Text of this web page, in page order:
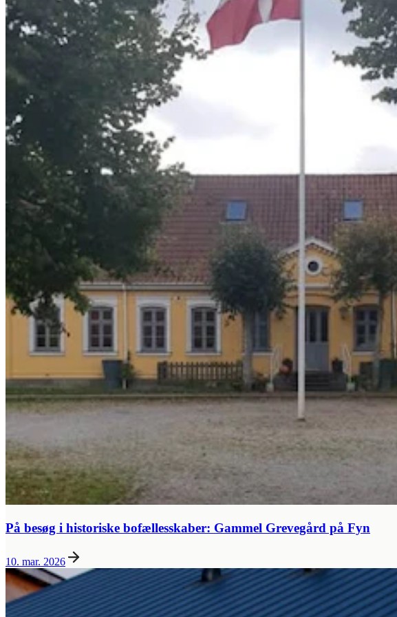
På besøg i historiske bofællesskaber: Gammel Grevegård på Fyn
10. mar. 2026